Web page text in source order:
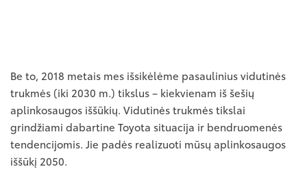
Be to, 2018 metais mes išsikėlėme pasaulinius vidutinės
trukmės (iki 2030 m.) tikslus – kiekvienam iš šešių
aplinkosaugos iššūkių. Vidutinės trukmės tikslai
grindžiami dabartine Toyota situacija ir bendruomenės
tendencijomis. Jie padės realizuoti mūsų aplinkosaugos
iššūkį 2050.